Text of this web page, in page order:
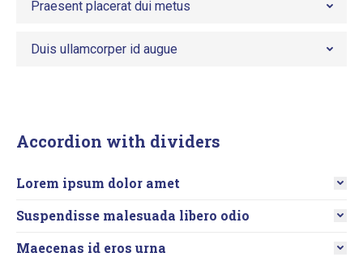
Praesent placerat dui metus
Duis ullamcorper id augue
Accordion with dividers
Lorem ipsum dolor amet
Suspendisse malesuada libero odio
Maecenas id eros urna